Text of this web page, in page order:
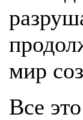
мир
Все